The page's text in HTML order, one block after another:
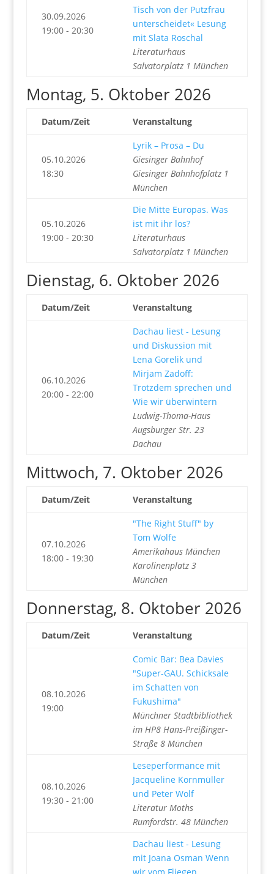
30.09.2026
19:00 - 20:30
Tisch von der Putzfrau
unterscheidet« Lesung
mit Slata Roschal
Literaturhaus
Salvatorplatz 1 München
Montag, 5. Oktober 2026
Datum/Zeit Veranstaltung
05.10.2026
18:30
Lyrik – Prosa – Du
Giesinger Bahnhof
Giesinger Bahnhofplatz 1
München
05.10.2026
19:00 - 20:30
Die Mitte Europas. Was
ist mit ihr los?
Literaturhaus
Salvatorplatz 1 München
Dienstag, 6. Oktober 2026
Datum/Zeit Veranstaltung
06.10.2026
20:00 - 22:00
Dachau liest - Lesung
und Diskussion mit
Lena Gorelik und
Mirjam Zadoff:
Trotzdem sprechen und
Wie wir überwintern
Ludwig-Thoma-Haus
Augsburger Str. 23
Dachau
Mittwoch, 7. Oktober 2026
Datum/Zeit Veranstaltung
07.10.2026
18:00 - 19:30
"The Right Stuff" by
Tom Wolfe
Amerikahaus München
Karolinenplatz 3
München
Donnerstag, 8. Oktober 2026
Datum/Zeit Veranstaltung
08.10.2026
19:00
Comic Bar: Bea Davies
"Super-GAU. Schicksale
im Schatten von
Fukushima"
Münchner Stadtbibliothek
im HP8 Hans-Preißinger-
Straße 8 München
08.10.2026
19:30 - 21:00
Leseperformance mit
Jacqueline Kornmüller
und Peter Wolf
Literatur Moths
Rumfordstr. 48 München
Dachau liest - Lesung
mit Joana Osman Wenn